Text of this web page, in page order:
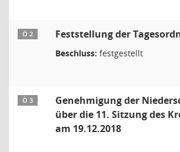
Ö 2 Feststellung der
Beschluss: festgestellt
Ö 3
Genehmigung der
über die 11. Sitzung des
am 19.12.2018